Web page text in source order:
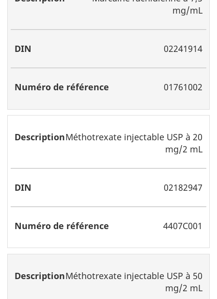
mg/mL
02241914
01761002
Méthotrexate injectable USP à 20
mg/2 mL
02182947
4407C001
Méthotrexate injectable USP à 50
mg/2 mL